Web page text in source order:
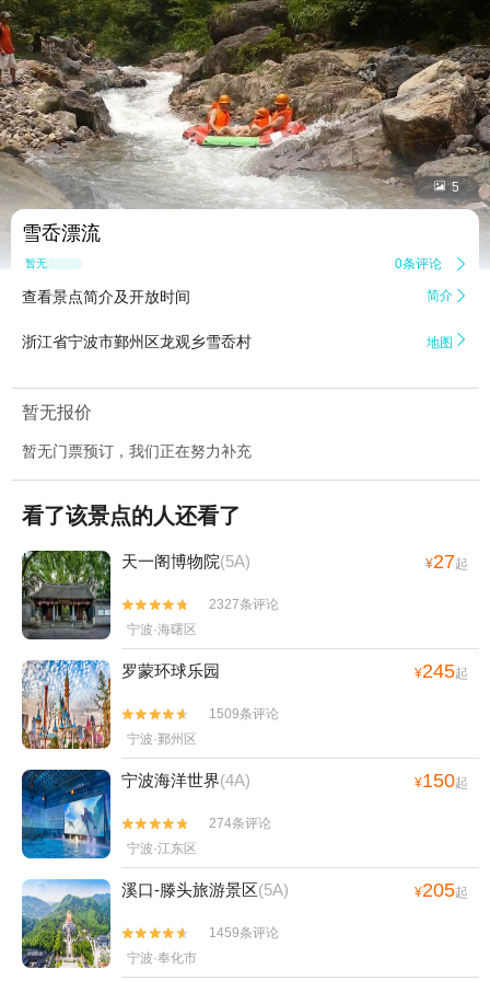
 5
雪岙漂流
暂无点评 0条评论 
查看景点简介及开放时间 简介 
浙江省宁波市鄞州区龙观乡雪岙村 地图 
暂无报价
暂无门票预订，我们正在努力补充
看了该景点的人还看了
天一阁博物院(5A) ¥27起


2327条评论
宁波·海曙区
罗蒙环球乐园 ¥245起


1509条评论
宁波·鄞州区
宁波海洋世界(4A) ¥150起


274条评论
宁波·江东区
溪口-滕头旅游景区(5A) ¥205起


1459条评论
宁波·奉化市
